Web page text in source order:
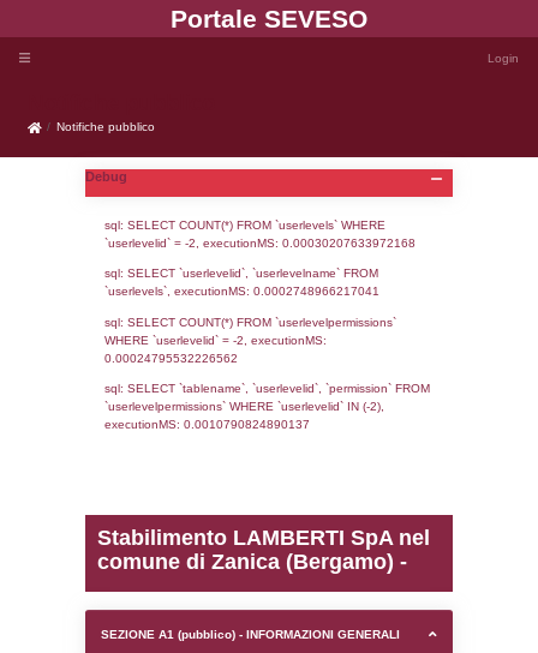
Portale
Notifiche pubblico
Notifiche pubblico
Debug
sql: SELECT COUNT(*) FROM `userlevels`
sql: SELECT `userlevelid`, `userlevelname`
0.00024795532226562
sql: SELECT `tablename`, `userlevelid`,
`userlevelpermissions` WHERE `userlevelid`